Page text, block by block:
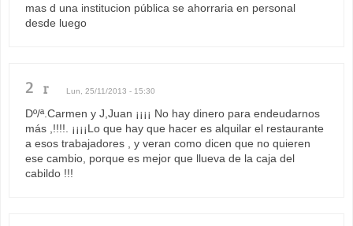
mas d una institucion pública se ahorraria en personal
desde luego
2 r Lun, 25/11/2013 - 15:30
Dº/ª.Carmen y J,Juan ¡¡¡¡ No hay dinero para endeudarnos
más ,!!!!. ¡¡¡¡Lo que hay que hacer es alquilar el restaurante
a esos trabajadores , y veran como dicen que no quieren
ese cambio, porque es mejor que llueva de la caja del
cabildo !!!